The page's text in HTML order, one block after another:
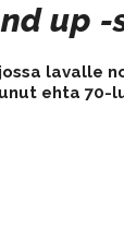
up -
lavalle
ehta 70-